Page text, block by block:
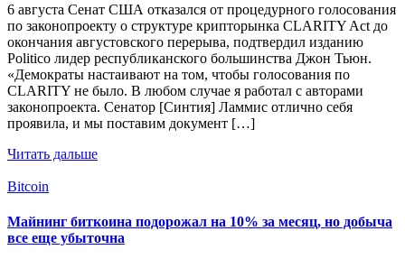
6 августа Сенат США отказался от процедурного голосования
по законопроекту о структуре крипторынка CLARITY Act до
окончания августовского перерыва, подтвердил изданию
Politico лидер республиканского большинства Джон Тьюн.
«Демократы настаивают на том, чтобы голосования по
CLARITY не было. В любом случае я работал с авторами
законопроекта. Сенатор [Синтия] Ламмис отлично себя
проявила, и мы поставим документ […]
Читать дальше
Bitcoin
Майнинг биткоина подорожал на 10% за месяц, но добыча
все еще убыточна